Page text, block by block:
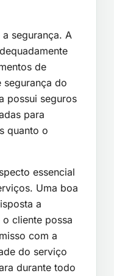
segurança. A
de
segurança do
possui seguros
para
quanto o
essencial
Uma boa
a
cliente possa
com a
do serviço
durante todo